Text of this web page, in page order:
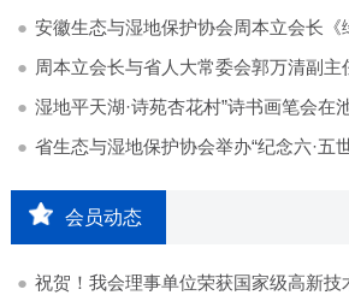
湿地平天湖·诗苑杏花村”诗书画笔会在
会员动态